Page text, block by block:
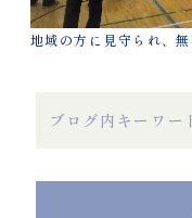
地域の方に見守られ、